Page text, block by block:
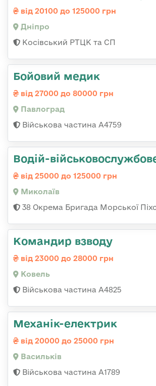
від 20100 до 125000 грн
Дніпро
Косівський РТЦК та СП
Бойовий медик
від 27000 до 80000 грн
Павлоград
Військова частина А4759
Водій-
від 25000 до 125000 грн
Миколаїв
38 Окрема Бригада Морської
Командир взводу
від 23000 до 28000 грн
Ковель
Військова частина А4825
Механік-електрик
від 20000 до 25000 грн
Васильків
Військова частина А1789